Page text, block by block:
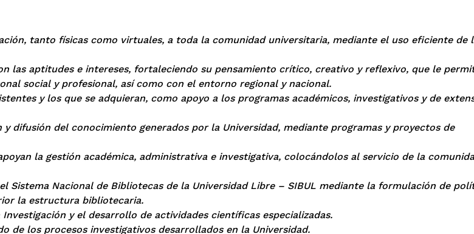
tanto físicas como virtuales, a toda la comunidad universitaria, mediante el uso eficiente de
las aptitudes e intereses, fortaleciendo su pensamiento crítico, creativo y reflexivo, que le
social y profesional, así como con el entorno regional y nacional.
y los que se adquieran, como apoyo a los programas académicos, investigativos y de
difusión del conocimiento generados por la Universidad, mediante programas y proyectos de
la gestión académica, administrativa e investigativa, colocándolos al servicio de la
Nacional de Bibliotecas de la Universidad Libre – SIBUL mediante la formulación de
la estructura bibliotecaria.
y el desarrollo de actividades científicas especializadas.
de los procesos investigativos desarrollados en la Universidad.